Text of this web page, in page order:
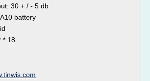
30 + / - 5 db
battery
18...